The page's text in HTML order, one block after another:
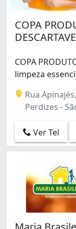
Embura (2)
Engenheiro
Ferreira (2)
Higienópolis
Horto
Imirim (7)
Indianópolis
Instituto de
Interlagos (5)
Ipiranga (43)
Itaberaba (2)
Itaim Paulista
Itaquera (9)
Jabaquara (7)
Jaguaré (18)
COPA
COPA
limpeza
Rua
Perdizes -
Ver Tel